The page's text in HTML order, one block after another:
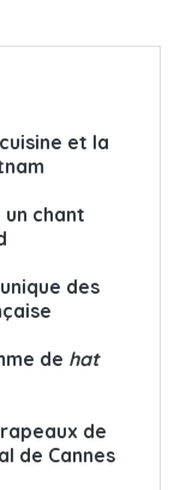
et la
chant
des
de hat
de
de Cannes